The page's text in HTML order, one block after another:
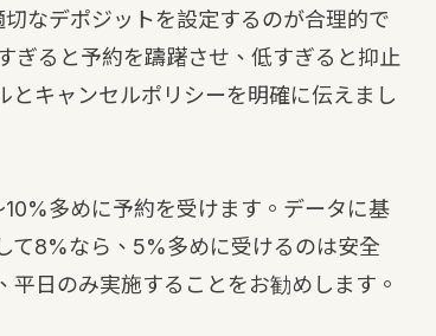
なデポジットを設定するのが合理的で
ぎると予約を躊躇させ、低すぎると抑止
キャンセルポリシーを明確に伝えまし
多めに予約を受けます。データに基
て8%なら、5%多めに受けるのは安全
日のみ実施することをお勧めします。